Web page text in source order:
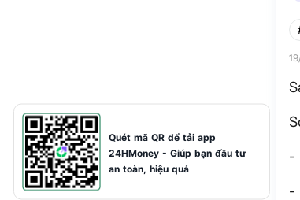
Quét mã QR để tải app
24HMoney - Giúp bạn đầu tư
an toàn, hiệu quả
-
-